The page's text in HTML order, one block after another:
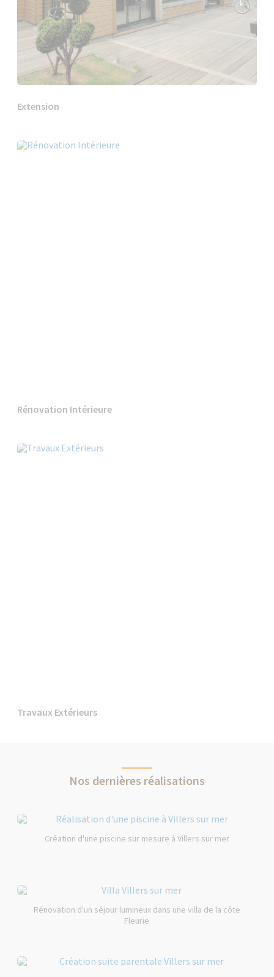
Extension
Rénovation Intérieure
Travaux Extérieurs
Nos dernières réalisations
Création d'une piscine sur mesure à Villers sur mer
Rénovation d'un séjour lumineux dans une villa de la côte
Fleurie